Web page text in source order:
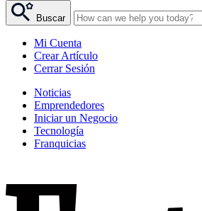
Buscar
Mi Cuenta
Crear Artículo
Cerrar Sesión
Noticias
Emprendedores
Iniciar un Negocio
Tecnología
Franquicias